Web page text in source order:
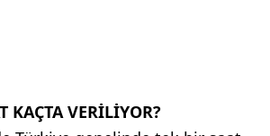
KAÇTA VERİLİYOR?